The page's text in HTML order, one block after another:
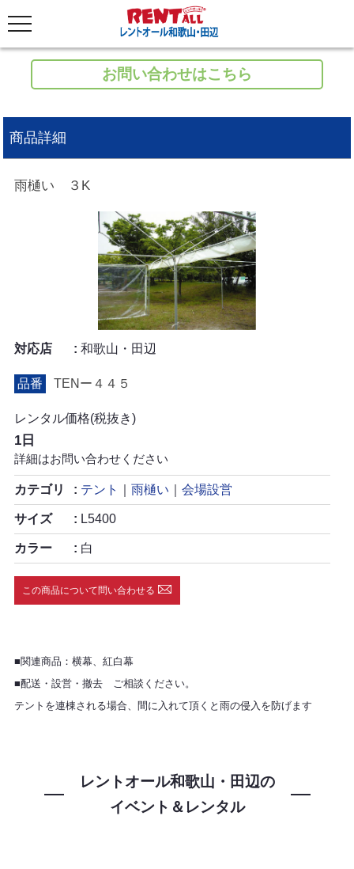
お問い合わせはこちら
商品詳細
雨樋い ３K
対応店 和歌山・田辺
品番 TENー４４５
レンタル価格(税抜き)
1日
詳細はお問い合わせください
カテゴリ テント ｜雨樋い ｜会場設営
サイズ L5400
カラー 白
この商品について問い合わせる
■関連商品：横幕、紅白幕
■配送・設営・撤去 ご相談ください。
テントを連棟される場合、間に入れて頂くと雨の侵入を防げます
レントオール和歌山・田辺の
イベント＆レンタル